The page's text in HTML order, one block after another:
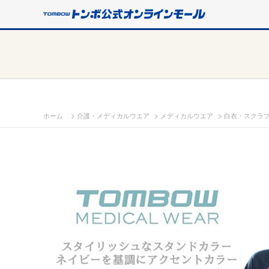
ホーム > 介護・メディカルウエア > メディカルウエア > 白衣・スクラ